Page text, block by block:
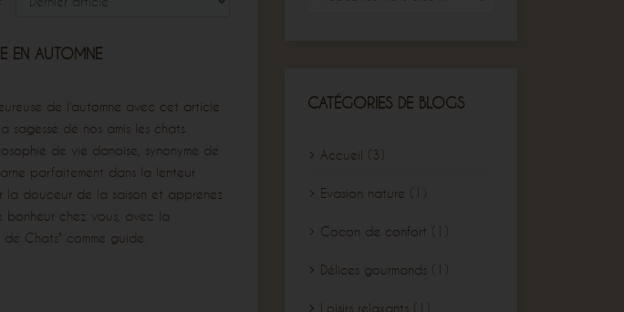
EN AUTOMNE
de l'automne avec cet article
de nos amis les chats.
de vie danoise, synonyme de
parfaitement dans la lenteur
la douceur de la saison et apprenez
chez vous, avec la
Chats" comme guide.
CATÉGORIES DE BLOGS
Accueil (3)
Evasion nature (1)
Cocon de confort (1)
Délices gourmands (1)
Loisirs relaxants (1)